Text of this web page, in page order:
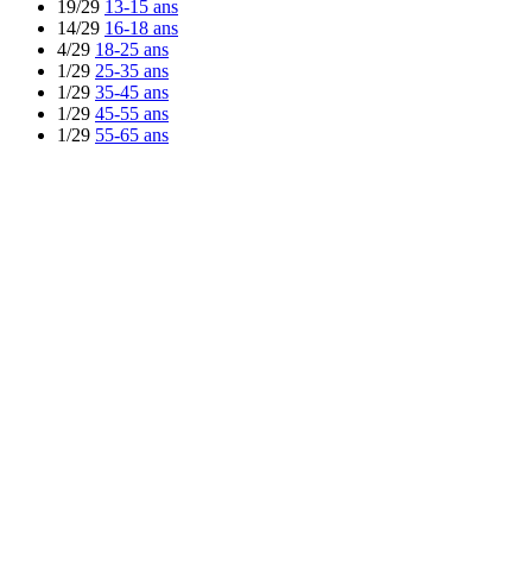
19/29 13-15 ans
14/29 16-18 ans
4/29 18-25 ans
1/29 25-35 ans
1/29 35-45 ans
1/29 45-55 ans
1/29 55-65 ans